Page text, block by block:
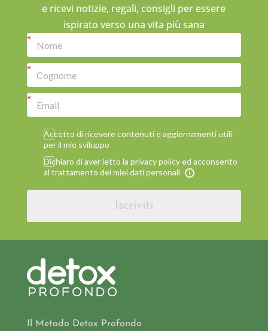
e ricevi notizie, regali, consigli per essere
ispirato verso una vita più sana
Accetto di ricevere contenuti e aggiornamenti utili
per il mio sviluppo
Dichiaro di aver letto la privacy policy ed acconsento
al trattamento dei miei dati personali
Iscriviti
Il Metodo Detox Profondo